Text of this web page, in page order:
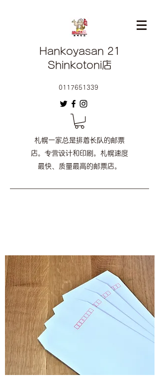
Hankoyasan 21
Shinkotoni店
0117651339
札幌一家总是排着长队的邮票
店。专营设计和印刷。札幌速度
最快、质量最高的邮票店。